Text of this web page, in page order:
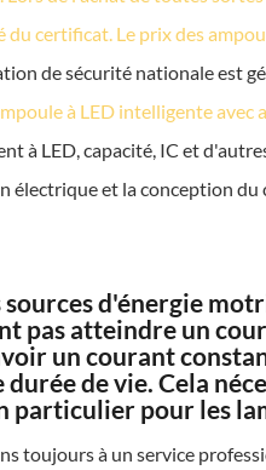
certificat. Le prix des
de sécurité nationale est
à LED intelligente
à LED, capacité, IC et
électrique et la conception
d'énergie
pas atteindre un
un courant
de vie. Cela
particulier pour les
toujours à un service